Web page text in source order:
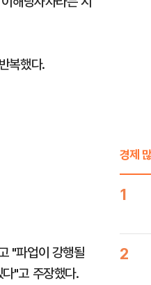
복했다.
"파업이 강행될
"고 주장했다.
경제
1
2